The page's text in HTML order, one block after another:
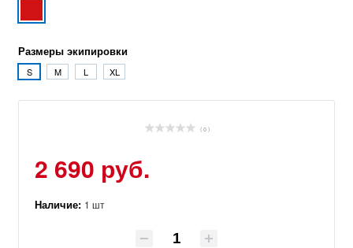
Размеры экипировки
S M L XL
( 0 )
2 690 руб.
Наличие: 1 шт